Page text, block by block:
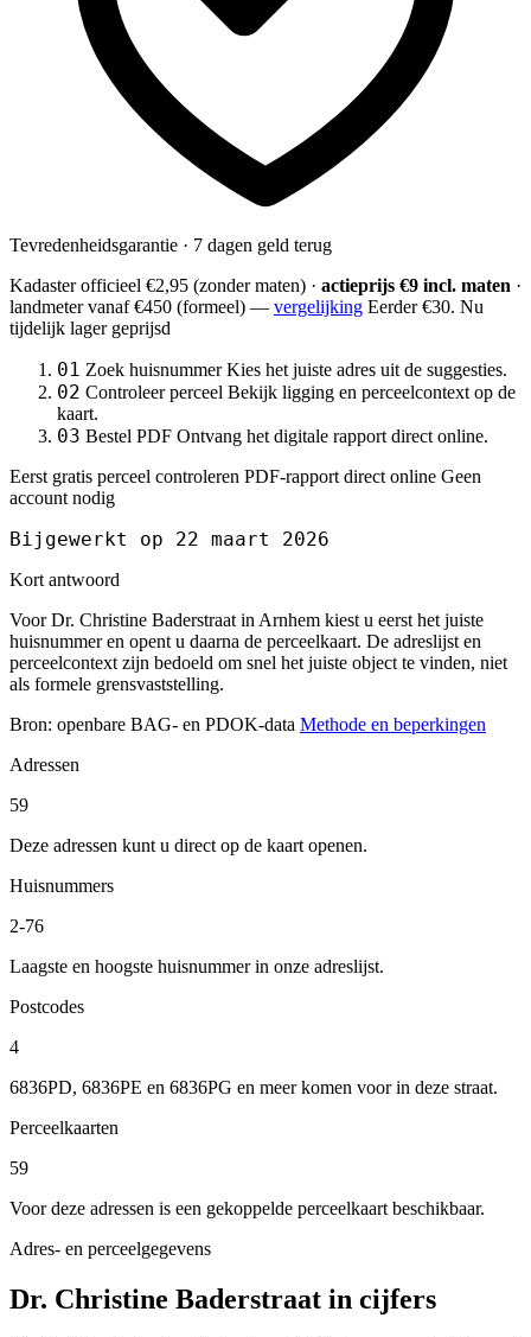
Tevredenheidsgarantie · 7 dagen geld terug
Kadaster officieel €2,95 (zonder maten) · actieprijs €9 incl. maten ·
landmetervanaf €450 (formeel) — vergelijking Eerder €30. Nu
tijdelijk lager geprijsd
01 Zoek huisnummer Kies het juiste adres uit de suggesties.
02 Controleer perceel Bekijk ligging en perceelcontext op de
kaart.
03 Bestel PDF Ontvang het digitale rapport direct online.
Eerst gratis perceel controleren PDF-rapport direct online Geen
account nodig
Bijgewerkt op 22 maart 2026
Kort antwoord
Voor Dr. Christine Baderstraat in Arnhem kiest u eerst het juiste
huisnummer en opent u daarna de perceelkaart. De adreslijst en
perceelcontext zijn bedoeld om snel het juiste object te vinden, niet
als formele grensvaststelling.
Bron: openbare BAG- en PDOK-data Methode en beperkingen
Adressen
59
Deze adressen kunt u direct op de kaart openen.
Huisnummers
2-76
Laagste en hoogste huisnummer in onze adreslijst.
Postcodes
4
6836PD, 6836PE en 6836PG en meer komen voor in deze straat.
Perceelkaarten
59
Voor deze adressen is een gekoppelde perceelkaart beschikbaar.
Adres- en perceelgegevens
Dr. Christine Baderstraat in cijfers